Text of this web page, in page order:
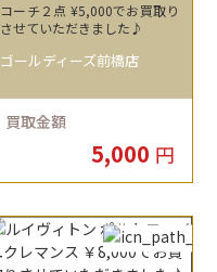
コーチ２点 ¥5,000でお買取り
させていただきました♪
ゴールディーズ前橋店
買取金額
5,000 円